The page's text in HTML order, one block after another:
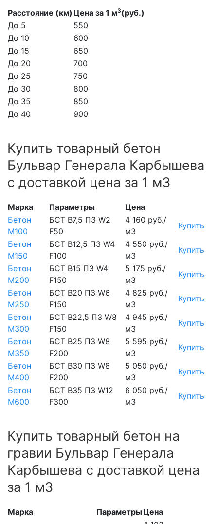
Расстояние (км) Цена за 1 м3(руб.)
До 5
550
До 10
600
До 15
650
До 20
700
До 25
750
До 30
800
До 35
850
До 40
900
Купить товарный бетон
Бульвар Генерала Карбышева
с доставкой цена за 1 м3
Марка Параметры
Цена
Бетон
М100
БСТ В7,5 П3 W2
F50
4 160 руб./
м3
Купить
Бетон
М150
БСТ В12,5 П3 W4
F100
4 550 руб./
м3
Купить
Бетон
М200
БСТ В15 П3 W4
F150
5 175 руб./
м3
Купить
Бетон
М250
БСТ В20 П3 W6
F150
4 825 руб./
м3
Купить
Бетон
М300
БСТ В22,5 П3 W8
F150
4 945 руб./
м3
Купить
Бетон
М350
БСТ В25 П3 W8
F200
5 595 руб./
м3
Купить
Бетон
М400
БСТ В30 П3 W8
F200
5 050 руб./
м3
Купить
Бетон
М600
БСТ В35 П3 W12
F300
6 050 руб./
м3
Купить
Купить товарный бетон на
гравии Бульвар Генерала
Карбышева с доставкой цена
за 1 м3
Марка ПараметрыЦена